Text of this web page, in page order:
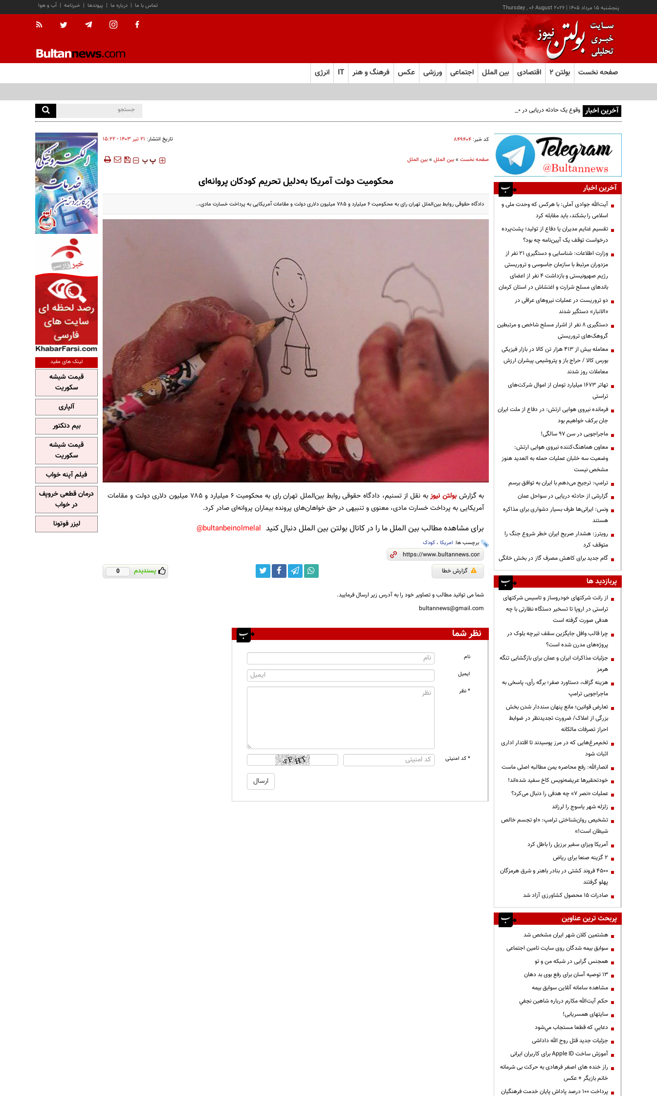
پنجشنبه ۱۵ مرداد ۱۴۰۵ |
Thursday , 06 August 2026 آب و هوا | خبرنامه | پیوندها | درباره ما | تماس با ما
صفحه نخست بولتن ۲ اقتصادی بین الملل اجتماعی ورزشی عکس فرهنگ و هنر IT انرژی
آخرین اخبار وقوع یک حادثه دریایی در جنوب شرق عدن
کد خبر: ۸۴۹۴۰۴ تاریخ انتشار: ۲۱ تير ۱۴۰۳ - ۱۵:۲۲
صفحه نخست»بین الملل»بین الملل ‍‍‍ پ پ
محکومیت دولت آمریکا به‌دلیل تحریم کودکان پروانه‌ای
دادگاه حقوقی روابط بین‌الملل تهران رای به محکومیت ۶ میلیارد و ۷۸۵ میلیون دلاری دولت و مقامات آمریکایی به پرداخت خسارت مادی،..
به گزارش بولتن نیوز
به نقل از تسنیم، دادگاه حقوقی روابط بین‌الملل تهران رای به محکومیت ۶ میلیارد و ۷۸۵ میلیون دلاری دولت و مقامات
آمریکایی به پرداخت خسارت مادی، معنوی و تنبیهی در حق خواهان‌های پرونده بیماران پروانه‌ای صادر کرد.
برای مشاهده مطالب بین الملل ما را در کانال بولتن بین الملل دنبال کنید bultanbeinolmelal@
برچسب ها: امریکا، کودک
گزارش خطا پسندیدم 0
شما می توانید مطالب و تصاویر خود را به آدرس زیر ارسال فرمایید.
bultannews@gmail.com
نظر شما
نام
ایمیل
* نظر
* کد امنیتی
آخرین اخبار
آیت‌الله جوادی آملی: با هرکس که وحدت ملی و
اسلامی را بشکند، باید مقابله کرد
تقسیم غنایم مدیران یا دفاع از تولید؛ پشت‌پرده
درخواست توقف یک آیین‌نامه چه بود؟
وزارت اطلاعات: شناسایی و دستگیری ۲۱ نفر از
مزدوران مرتبط با سازمان جاسوسی و تروریستی
رژیم صهیونیستی و بازداشت ۴ نفر از اعضای
باندهای مسلح شرارت و اغتشاش در استان کرمان
دو تروریست در عملیات نیروهای عراقی در
«الانبار» دستگیر شدند
دستگیری ۸ نفر از اشرار مسلح شاخص و مرتبطین
گروهک‌های تروریستی
معامله بیش از ۴۱۳ هزار تن کالا در بازار فیزیکی
بورس کالا / حراج باز و پتروشیمی پیشران ارزش
معاملات روز شدند
تهاتر ۱۶۷۳ میلیارد تومان از اموال شرکت‌های
تراستی
فرمانده نیروی هوایی ارتش: در دفاع از ملت ایران
جان برکف خواهیم بود
ماجراجویی در سن ۹۷ سالگی!
معاون هماهنگ‌کننده نیروی هوایی ارتش:
وضعیت سه خلبان عملیات حمله به العدید هنوز
مشخص نیست
ترامپ: ترجیح می‌دهم با ایران به توافق برسم
گزارشی از حادثه دریایی در سواحل عمان
ونس: ایرانی‌ها طرف بسیار دشواری برای مذاکره
هستند
رویترز: هشدار صریح ایران خطر شروع جنگ را
متوقف کرد
گام جدید برای کاهش مصرف گاز در بخش خانگی
پربازدید ها
از رانت‌ شرکتهای خودروساز و تاسیس شرکتهای
تراستی در اروپا تا تسخیر دستگاه نظارتی با چه
هدفی صورت گرفته است
چرا قالب وافل جایگزین سقف تیرچه بلوک در
پروژه‌های مدرن شده است؟
جزئیات مذاکرات ایران و عمان برای بازگشایی تنگه
هرمز
هزینه گزاف، دستاورد صفر؛ برگه رأی، پاسخی به
ماجراجویی ترامپ
تعارض قوانین؛ مانع پنهان سنددار شدن بخش
بزرگی از املاک/ ضرورت تجدیدنظر در ضوابط
احراز تصرفات مالکانه
تخم‌مرغ‌هایی که در مرز پوسیدند تا اقتدار اداری
اثبات شود
انصارالله: رفع محاصره یمن مطالبه اصلی ماست
خودتحقیرها عریضه‌نویس کاخ سفید شده‌اند!
عملیات «نصر ۷» چه هدفی را دنبال می‌کرد؟
زلزله شهر یاسوج را لرزاند
تشخیص روان‌شناختی ترامپ: «او تجسم خالص
شیطان است!»
آمریکا ویزای سفیر برزیل را باطل کرد
۲ گزینه صنعا برای ریاض
۴۵۰۰ فروند کشتی در بنادر باهنر و شرق هرمزگان
پهلو گرفتند
صادرات ۱۵ محصول کشاورزی آزاد شد
پربحث ترین عناوین
هشتمین کلان شهر ایران مشخص شد
سوابق بیمه شدگان روی سایت تامین اجتماعی
همجنس گرایی در شبکه من و تو
13 توصیه آسان برای رفع بوی بد دهان
مشاهده سامانه آنلاين سوابق بیمه
حكم آيت‌الله مكارم درباره شاهين نجفي
سایتهای همسریابی!
دعايي كه قطعا مستجاب مي‌شود
جزئیات جدید قتل روح الله داداشی
آموزش ساخت Apple ID برای کاربران ایرانی
راز خنده های اصغر فرهادی به حرکت بی شرمانه
خانم بازیگر + عکس
پرداخت ۱۰۰ درصد پاداش پایان خدمت فرهنگیان
لینک های مفید
قیمت شیشه
سکوریت
آلپاری
بیم دتکتور
قیمت شیشه
سکوریت
فیلم آپنه خواب
درمان قطعی خروپف
در خواب
لیزر فوتونا